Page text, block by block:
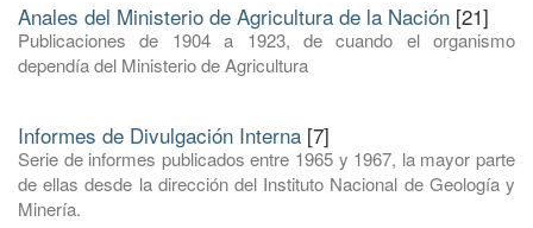
Anales del Ministerio de Agricultura de la Nación [21]
Publicaciones de 1904 a 1923, de cuando el organismo
dependía del Ministerio de Agricultura
Informes de Divulgación Interna [7]
Serie de informes publicados entre 1965 y 1967, la mayor parte
de ellas desde la dirección del Instituto Nacional de Geología y
Minería.